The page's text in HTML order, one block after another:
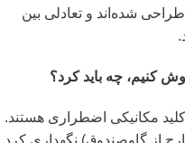
شده‌اند و تعادلی بین
مکانیکی اضطراری هستند.